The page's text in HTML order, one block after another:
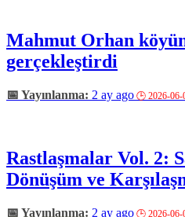
Mahmut Orhan
gerçekleştirdi
2 ay ago
Rastlaşmalar Vol. 2:
Dönüşüm ve
2 ay ago